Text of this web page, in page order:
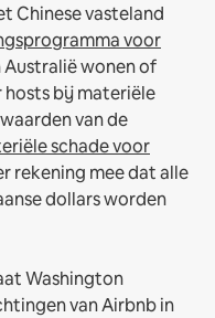
Chinese vasteland
voor
Australië wonen of
hosts bij materiële
van de
schade voor
rekening mee dat alle
dollars worden
Washington
van Airbnb in